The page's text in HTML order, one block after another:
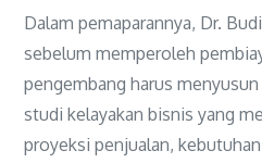
Dalam pemaparannya, Dr.
sebelum memperoleh
pengembang harus menyusun
studi kelayakan bisnis yang
proyeksi penjualan,